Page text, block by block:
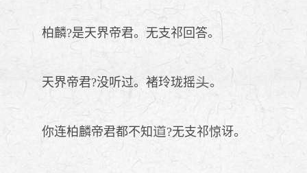
柏麟?是天界帝君。无支祁回答。
天界帝君?没听过。褚玲珑摇 。
你连柏麟帝君都不知 ?无支祁惊讶。